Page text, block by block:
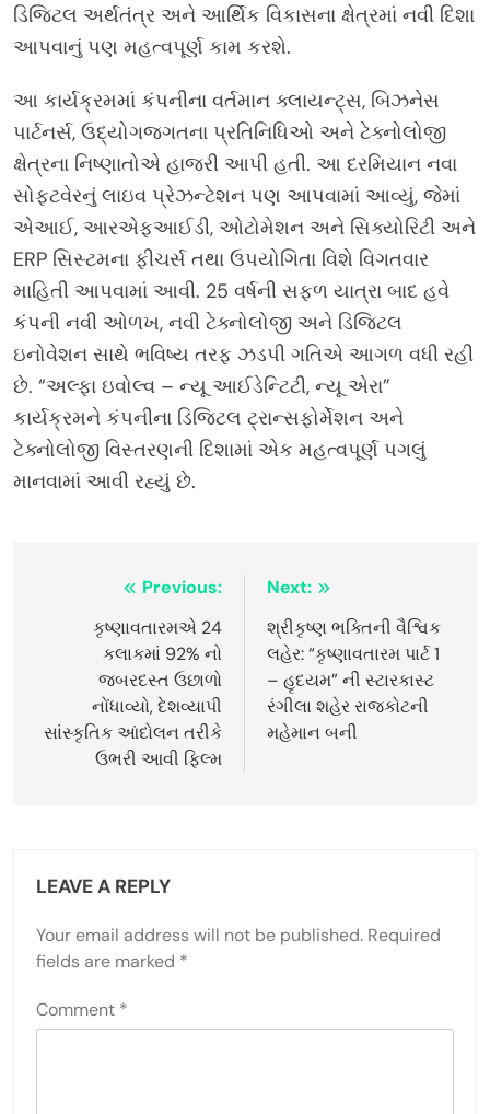
ડિજિટલ અર્થતંત્ર અને આર્થિક વિકાસના ક્ષેત્રમાં નવી દિશા
આપવાનું પણ મહત્વપૂર્ણ કામ કરશે.
આ કાર્યક્રમમાં કંપનીના વર્તમાન ક્લાયન્ટ્સ, બિઝનેસ
પાર્ટનર્સ, ઉદ્યોગજગતના પ્રતિનિધિઓ અને ટેક્નોલોજી
ક્ષેત્રના નિષ્ણાતોએ હાજરી આપી હતી. આ દરમિયાન નવા
સોફ્ટવેરનું લાઇવ પ્રેઝન્ટેશન પણ આપવામાં આવ્યું, જેમાં
એઆઈ, આરએફઆઈડી, ઓટોમેશન અને સિક્યોરિટી અને
ERP સિસ્ટમના ફીચર્સ તથા ઉપયોગિતા વિશે વિગતવાર
માહિતી આપવામાં આવી. 25 વર્ષની સફળ યાત્રા બાદ હવે
કંપની નવી ઓળખ, નવી ટેક્નોલોજી અને ડિજિટલ
ઇનોવેશન સાથે ભવિષ્ય તરફ ઝડપી ગતિએ આગળ વધી રહી
છે. “અલ્ફા ઇવોલ્વ – ન્યૂ આઈડેન્ટિટી, ન્યૂ એરા”
કાર્યક્રમને કંપનીના ડિજિટલ ટ્રાન્સફોર્મેશન અને
ટેક્નોલોજી વિસ્તરણની દિશામાં એક મહત્વપૂર્ણ પગલું
માનવામાં આવી રહ્યું છે.
navigation
Previous:
કૃષ્ણાવતારમએ 24
કલાકમાં 92% નો
જબરદસ્ત ઉછાળો
નોંધાવ્યો, દેશવ્યાપી
સાંસ્કૃતિક આંદોલન તરીકે
ઉભરી આવી ફિલ્મ
Next:
શ્રીકૃષ્ણ ભક્તિની વૈશ્વિક
લહેર: “કૃષ્ણાવતારમ પાર્ટ 1
– હૃદયમ” ની સ્ટારકાસ્ટ
રંગીલા શહેર રાજકોટની
મહેમાન બની
LEAVE A REPLY
Your email address will not be published. Required
fields are marked *
Comment *